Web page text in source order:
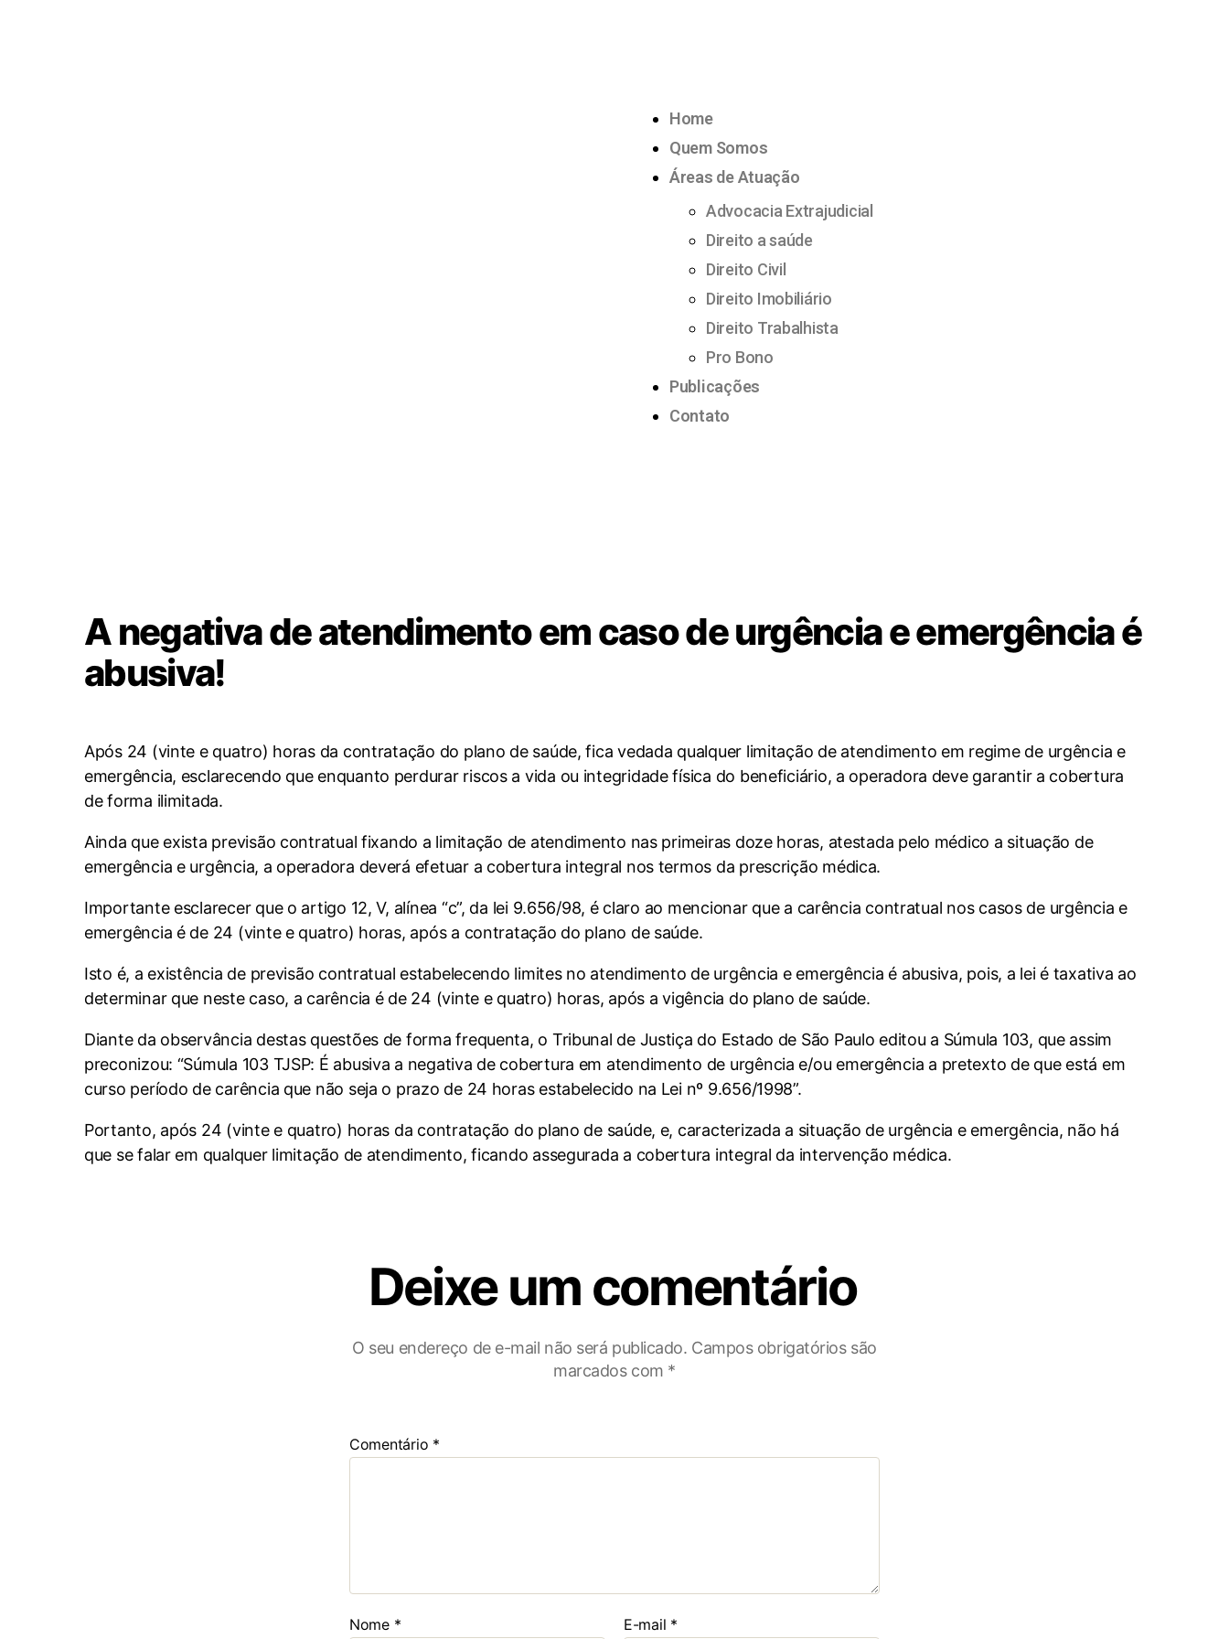
Home
Quem Somos
Áreas de Atuação
Advocacia Extrajudicial
Direito a saúde
Direito Civil
Direito Imobiliário
Direito Trabalhista
Pro Bono
Publicações
Contato
A negativa de atendimento em caso de urgência e emergência é
abusiva!
Após 24 (vinte e quatro) horas da contratação do plano de saúde, fica vedada qualquer limitação de atendimento em regime de urgência e
emergência, esclarecendo que enquanto perdurar riscos a vida ou integridade física do beneficiário, a operadora deve garantir a cobertura
de forma ilimitada.
Ainda que exista previsão contratual fixando a limitação de atendimento nas primeiras doze horas, atestada pelo médico a situação de
emergência e urgência, a operadora deverá efetuar a cobertura integral nos termos da prescrição médica.
Importante esclarecer que o artigo 12, V, alínea “c”, da lei 9.656/98, é claro ao mencionar que a carência contratual nos casos de urgência e
emergência é de 24 (vinte e quatro) horas, após a contratação do plano de saúde.
Isto é, a existência de previsão contratual estabelecendo limites no atendimento de urgência e emergência é abusiva, pois, a lei é taxativa ao
determinar que neste caso, a carência é de 24 (vinte e quatro) horas, após a vigência do plano de saúde.
Diante da observância destas questões de forma frequenta, o Tribunal de Justiça do Estado de São Paulo editou a Súmula 103, que assim
preconizou: “Súmula 103 TJSP: É abusiva a negativa de cobertura em atendimento de urgência e/ou emergência a pretexto de que está em
curso período de carência que não seja o prazo de 24 horas estabelecido na Lei nº 9.656/1998”.
Portanto, após 24 (vinte e quatro) horas da contratação do plano de saúde, e, caracterizada a situação de urgência e emergência, não há
que se falar em qualquer limitação de atendimento, ficando assegurada a cobertura integral da intervenção médica.
Deixe um comentário
O seu endereço de e-mail não será publicado. Campos obrigatórios são
marcados com *
Comentário *
Nome * E-mail *